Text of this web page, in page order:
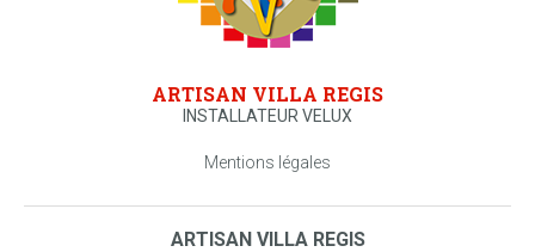
ARTISAN VILLA REGIS
INSTALLATEUR VELUX
Mentions légales
ARTISAN VILLA REGIS